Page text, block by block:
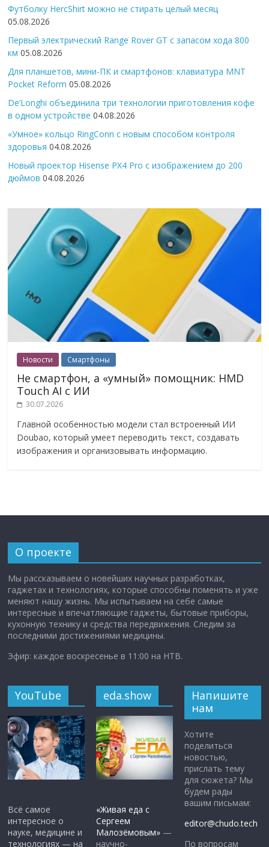
Футболку HercShirt можно не стирать целый месяц
05.08.2026
Первый электрический Range Rover GT с запасом хода 800
км 05.08.2026
Для планшетов, мини-ПК и смартфонов: клавиатура MNT
Pocket Reform 05.08.2026
De’Longhi объединила три технологии приготовления кофе
в одном устройстве 04.08.2026
«Умное» кольцо RingConn с новым способом контроля
здоровья 04.08.2026
Новый проектор Hisense PX4 Pro с изображением до 200
дюймов 04.08.2026
Новости Смартфоны
Не смартфон, а «умный» помощник: HMD
Touch AI с ИИ
30.07.2026
Главной особенностью модели стал встроенный ИИ
Doubao, который умеет переводить текст, создавать
изображения и организовывать информацию.
О проекте
Мы рассказываем о новейших научных разработках,
гаджетах и технологиях, которые способны поменять и уже
меняют нашу жизнь. Мы испытываем на себе самые
интересные и впечатляющие гаджеты, бытовые приборы,
кухонную технику и средства передвижения. Следим за
последними достижениями медицины.
Эфир: каждое воскресенье в 11:00 на НТВ.
YouTube
Всё самое
интересное о
науке, медицине и
технологиях — на
eda.show
«Живая еда с
Сергеем
Малозёмовым» —
научно-
Напишите
нам
Хотите
поделиться
новостью,
прислать тему
для сюжета? Мы
будем рады
вашим письмам:
editor@chudo.tech
По вопросам